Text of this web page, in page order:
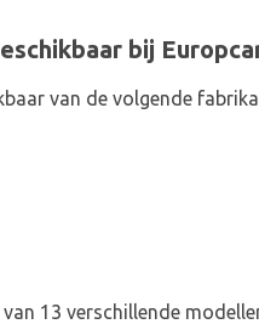
bij
van de volgende
13 verschillende